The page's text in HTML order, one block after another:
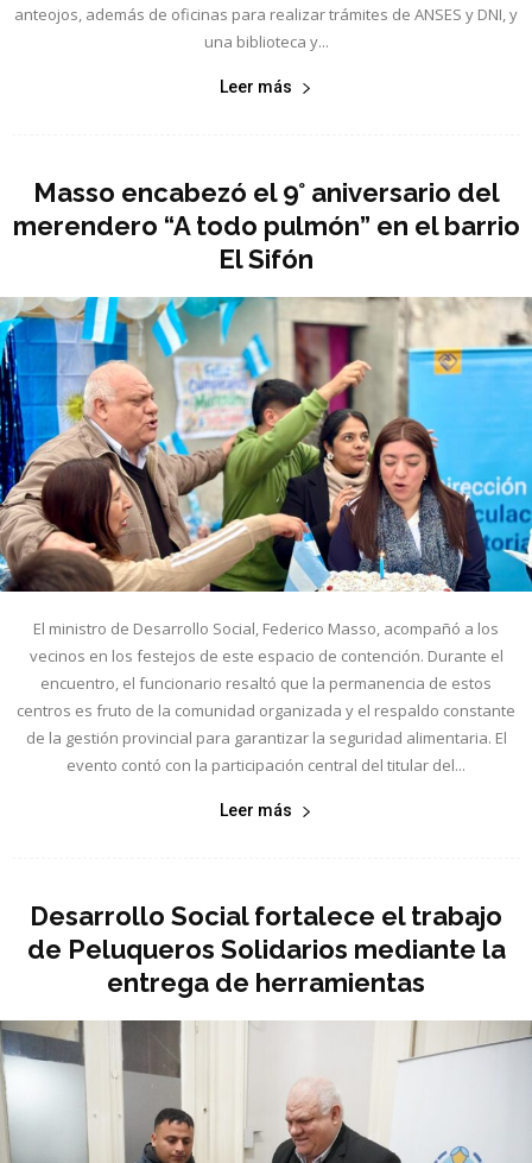
anteojos, además de oficinas para realizar trámites de ANSES y DNI, y
una biblioteca y...
Leer más
Masso encabezó el 9° aniversario del
merendero “A todo pulmón” en el barrio
El Sifón
El ministro de Desarrollo Social, Federico Masso, acompañó a los
vecinos en los festejos de este espacio de contención. Durante el
encuentro, el funcionario resaltó que la permanencia de estos
centros es fruto de la comunidad organizada y el respaldo constante
de la gestión provincial para garantizar la seguridad alimentaria. El
evento contó con la participación central del titular del...
Leer más
Desarrollo Social fortalece el trabajo
de Peluqueros Solidarios mediante la
entrega de herramientas